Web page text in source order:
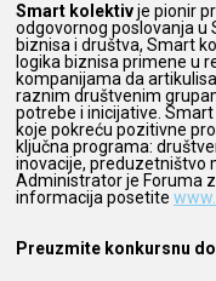
Smart kolektivje pionir
odgovornog poslovanja u
biznisa i društva, Smart
logika biznisa primene u
kompanijama da
raznim društvenim
potrebe i inicijative.
koje pokreću pozitivne
ključna programa:
inovacije, preduzetništvo
Administrator je Foruma
informacija posetite
Preuzmite konkursnu